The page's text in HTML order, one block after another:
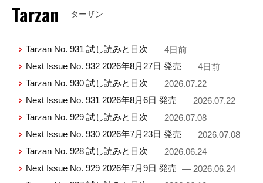
Tarzan ターザン
Tarzan No. 931 試し読みと目次 — 4日前
Next Issue No. 932 2026年8月27日 発売 — 4日前
Tarzan No. 930 試し読みと目次 — 2026.07.22
Next Issue No. 931 2026年8月6日 発売 — 2026.07.22
Tarzan No. 929 試し読みと目次 — 2026.07.08
Next Issue No. 930 2026年7月23日 発売 — 2026.07.08
Tarzan No. 928 試し読みと目次 — 2026.06.24
Next Issue No. 929 2026年7月9日 発売 — 2026.06.24